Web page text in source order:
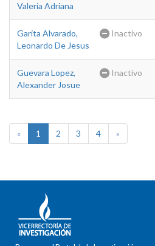
Valeria Adriana
Garita Alvarado,
Leonardo De Jesus
Inactivo
Guevara Lopez,
Alexander Josue
Inactivo
« 1 2 3 4 »